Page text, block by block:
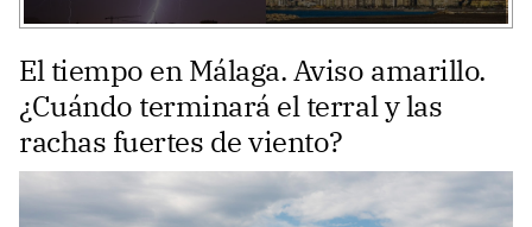
El tiempo en Málaga. Aviso amarillo.
¿Cuándo terminará el terral y las
rachas fuertes de viento?